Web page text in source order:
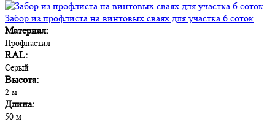
Забор из профлиста на винтовых сваях для участка 6 соток
Материал:
Профнастил
RAL:
Серый
Высота:
2 м
Длина:
50 м